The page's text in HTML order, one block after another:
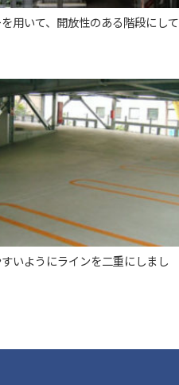
用いて、開放性のある階段にして
いようにラインを二重にしまし